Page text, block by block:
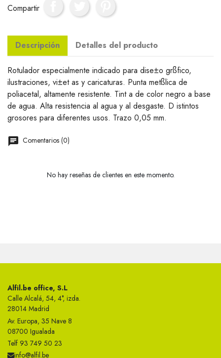
Compartir
Descripción Detalles del producto
Rotulador especialmente indicado para dise±o grßfico,
ilustraciones, vi±et as y caricaturas. Punta metßlica de
poliacetal, altamente resistente. Tint a de color negro a base
de agua. Alta resistencia al agua y al desgaste. D istintos
grosores para diferentes usos. Trazo 0,05 mm.
Comentarios (0)
No hay reseñas de clientes en este momento.
Alfil.be office, S.L
Calle Alcalá, 54, 4°, izda.
28014 Madrid
Av. Europa, 35 Nave 8
08700 Igualada
Telf 93 749 50 23
info@alfil.be